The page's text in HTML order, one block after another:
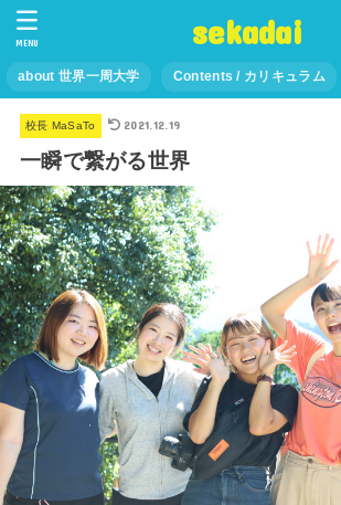
sekadai
about 世界一周大学 Contents / カリキュラム
MENU
校長 MaSaTo 2021.12.19
一瞬で繋がる世界